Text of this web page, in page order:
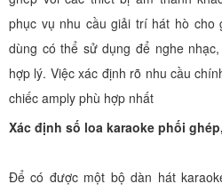
phục vụ nhu cầu giải trí hát hò cho
dùng có thể sử dụng để nghe
hợp lý. Việc xác định rõ nhu cầu
chiếc amply phù hợp nhất
Xác định số loa karaoke phối
Để có được một bộ dàn hát